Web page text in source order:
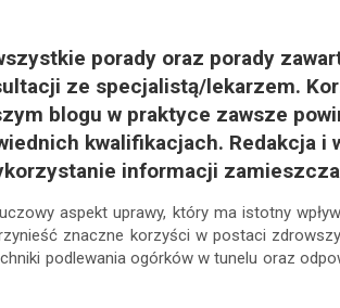
porady oraz porady
ze specjalistą/lekarzem.
blogu w praktyce zawsze
kwalifikacjach. Redakcja i
informacji
aspekt uprawy, który ma istotny
znaczne korzyści w postaci
podlewania ogórków w tunelu oraz